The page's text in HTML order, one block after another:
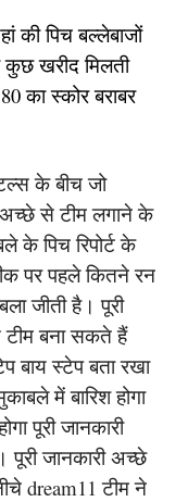
की पिच बल्लेबाजों
कुछ खरीद मिलती
का स्कोर बराबर
के बीच जो
अच्छे से टीम लगाने के
के पिच रिपोर्ट के
पर पहले कितने रन
जीती है। पूरी
टीम बना सकते हैं
बाय स्टेप बता रखा
में बारिश होगा
पूरी जानकारी
जानकारी अच्छे
dream11 टीम ने